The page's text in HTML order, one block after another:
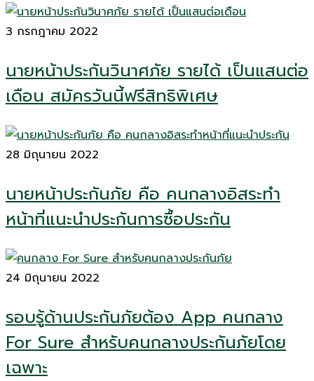
3 กรกฎาคม 2022
นายหน้าประกันวินาศภัย รายได้ เป็นแสนต่อ
เดือน สมัครวันนี้ฟรีสิทธิพิเศษ
28 มิถุนายน 2022
นายหน้าประกันภัย คือ คนกลางอิสระทำ
หน้าที่แนะนำประกันการซื้อประกัน
24 มิถุนายน 2022
รอบรู้ด้านประกันภัยต้อง App คนกลาง
For Sure สำหรับคนกลางประกันภัยโดย
เฉพาะ